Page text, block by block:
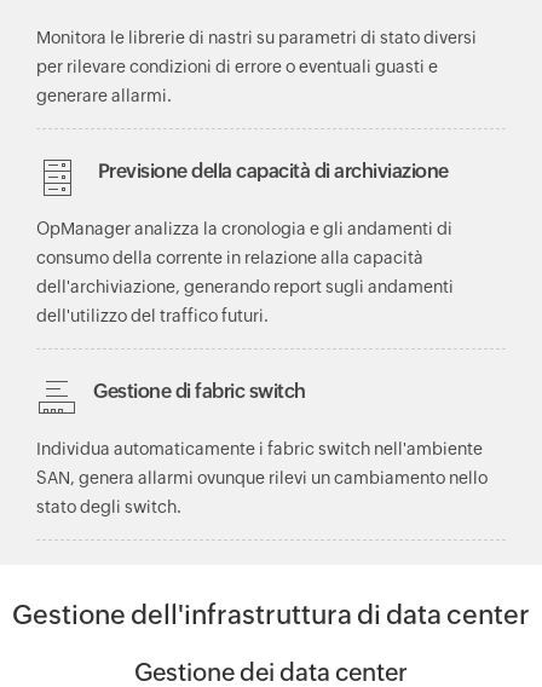
Monitora le librerie di nastri su parametri di stato diversi
per rilevare condizioni di errore o eventuali guasti e
generare allarmi.
Previsione della capacità di archiviazione
OpManager analizza la cronologia e gli andamenti di
consumo della corrente in relazione alla capacità
dell'archiviazione, generando report sugli andamenti
dell'utilizzo del traffico futuri.
Gestione di fabric switch
Individua automaticamente i fabric switch nell'ambiente
SAN, genera allarmi ovunque rilevi un cambiamento nello
stato degli switch.
Gestione dell'infrastruttura di data center
Gestione dei data center